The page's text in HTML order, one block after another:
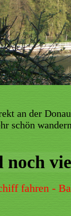
an der
schön
noch
fahren -